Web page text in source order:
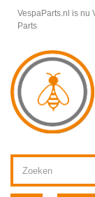
VespaParts.nl is nu
Parts